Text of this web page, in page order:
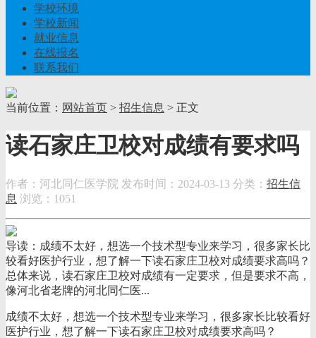
学校环境
学校新闻
就业信息
在线报名
联系我们
当前位置： 网站首页 > 招生信息 > 正文
读石家庄卫校对成绩有要求吗
作者：河北同仁医学院 发布时间：2024-03-13 分类： 招生信
息 浏览：1051
导读：成绩不太好，想选一个技术型专业来学习，很多家长比
较看好医护行业，想了解一下读石家庄卫校对成绩要求高吗？
总体来说，读石家庄卫校对成绩有一定要求，但是要求不高，
像河北省老牌的河北同仁医...
成绩不太好，想选一个技术型专业来学习，很多家长比较看好
医护行业，想了解一下读石家庄卫校对成绩要求高吗？